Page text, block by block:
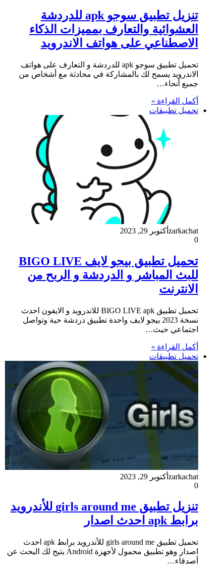
تنزيل تطبيق سوجو apk للدردشة
العشوائية والتعارف بمميزات الذكاء
الاصطناعي على هواتف الاندرويد
تحميل تطبيق سوجو apk للدردشة و التعارف على هواتف
الاندرويد يسمح لك بالمشاركة في محادثة مع أشخاص من
جميع أنحاء…
أكمل القراءة »
تحميل تطبيقات
zarkachat أكتوبر 29, 2023
0
تحميل تطبيق بيجو لايف BIGO LIVE
للبث المباشر و الدردشة و الربح من
الانترنت
تحميل تطبيق BIGO LIVE apk للاندرويد و الايفون احدث
نسخة 2023 بيجو لايف واحدة تطبيق دردشة حية وتواصل
اجتماعي حيث…
أكمل القراءة »
تحميل تطبيقات
zarkachat أكتوبر 29, 2023
0
تنزيل تطبيق girls around me للأندرويد
برابط apk احدث اصدار
تحميل تطبيق girls around me للأندرويد برابط apk احدث
اصدار وهو تطبيق محمول لأجهزة Android يتيح لك البحث عن
أصدقاء…